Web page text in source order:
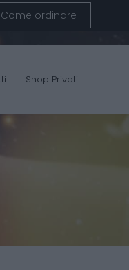
Come ordinare
Shop Privati